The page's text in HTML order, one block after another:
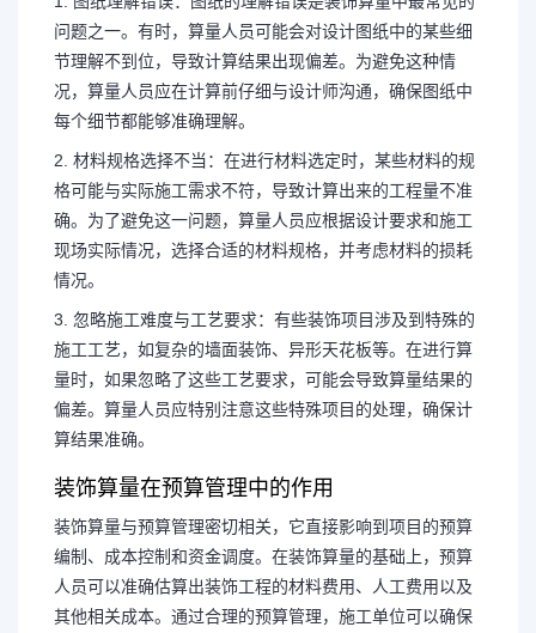
问题之一。有时，算量人员可能会对设计图纸中的某些细
节理解不到位，导致计算结果出现偏差。为避免这种情
况，算量人员应在计算前仔细与设计师沟通，确保图纸中
每个细节都能够准确理解。
2. 材料规格选择不当：在进行材料选定时，某些材料的规
格可能与实际施工需求不符，导致计算出来的工程量不准
确。为了避免这一问题，算量人员应根据设计要求和施工
现场实际情况，选择合适的材料规格，并考虑材料的损耗
情况。
3. 忽略施工难度与工艺要求：有些装饰项目涉及到特殊的
施工工艺，如复杂的墙面装饰、异形天花板等。在进行算
量时，如果忽略了这些工艺要求，可能会导致算量结果的
偏差。算量人员应特别注意这些特殊项目的处理，确保计
算结果准确。
装饰算量在预算管理中的作用
装饰算量与预算管理密切相关，它直接影响到项目的预算
编制、成本控制和资金调度。在装饰算量的基础上，预算
人员可以准确估算出装饰工程的材料费用、人工费用以及
其他相关成本。通过合理的预算管理，施工单位可以确保